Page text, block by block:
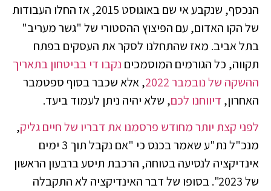
הנכסף, שנקבע אי שם באוגוסט 2015, אז החלו העבודות
של הקו האדום, עם הפיצוץ ההסטורי של "גשר מעריב"
בתל אביב. מאז שהתחלנו לסקר את העסקים בפתח
תקווה, כל הגורמים המוסמכים נקבו די בביטחון בתאריך
ההשקה של נובמבר 2022
, אלא שכבר בסוף ספטמבר
האחרון, דיווחנו לכם, שלא יהיה ניתן לעמוד ביעד.
לפני קצת יותר מחודש פרסמנו את דבריו של חיים גליק,
מנכ"ל נת"ע שאמר בכנס כי "אם נקבל תוך 3 ימים
אינדיקציה לנסיעה בטוחה, הרכבת תיסע ברבעון הראשון
של 2023". בסופו של דבר האינדיקציה לא התקבלה